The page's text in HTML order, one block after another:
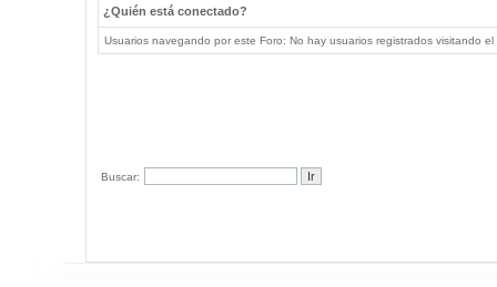
¿Quién está conectado?
Usuarios navegando por este Foro: No hay usuarios registrados visitando
Buscar: